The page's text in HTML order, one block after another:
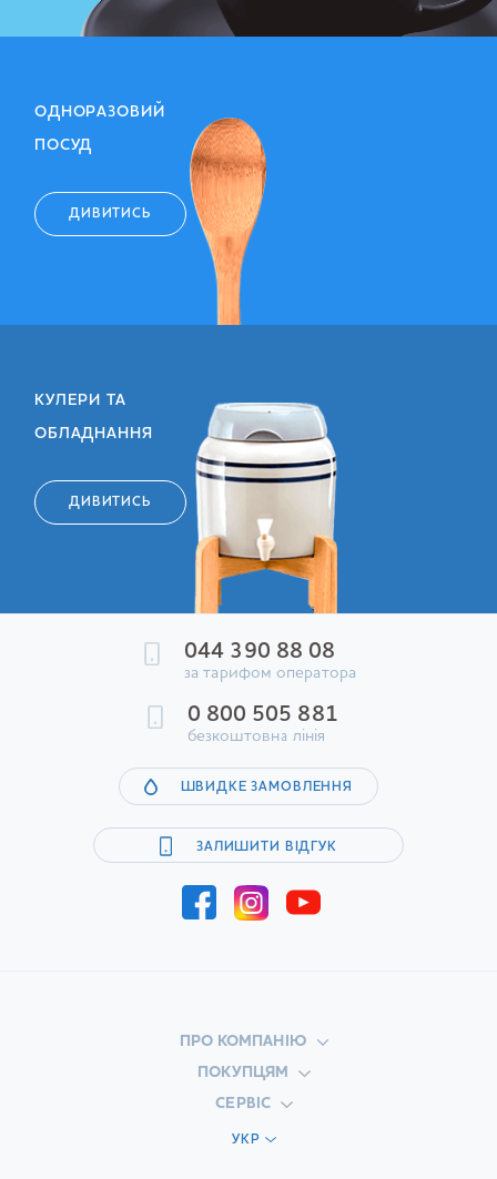
ОДНОРАЗОВИЙ
ПОСУД
ДИВИТИСЬ
КУЛЕРИ ТА
ОБЛАДНАННЯ
ДИВИТИСЬ
044 390 88 08
за тарифом оператора
0 800 505 881
безкоштовна лінія
ШВИДКЕ ЗАМОВЛЕННЯ
ЗАЛИШИТИ ВІДГУК
ПРО КОМПАНІЮ
ПОКУПЦЯМ
СЕРВІС
УКР